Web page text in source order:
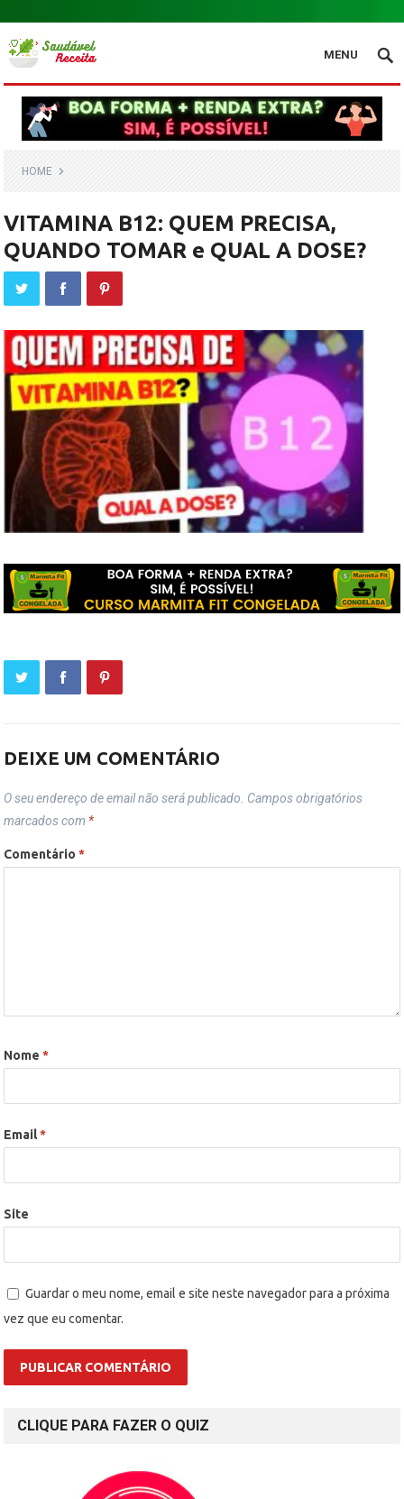
.
MENU
HOME
VITAMINA B12: QUEM PRECISA,
QUANDO TOMAR e QUAL A DOSE?
DEIXE UM COMENTÁRIO
O seu endereço de email não será publicado. Campos obrigatórios
marcados com *
Comentário*
Nome*
Email*
Site
Guardar o meu nome, email e site neste navegador para a próxima
vez que eu comentar.
CLIQUE PARA FAZER O QUIZ